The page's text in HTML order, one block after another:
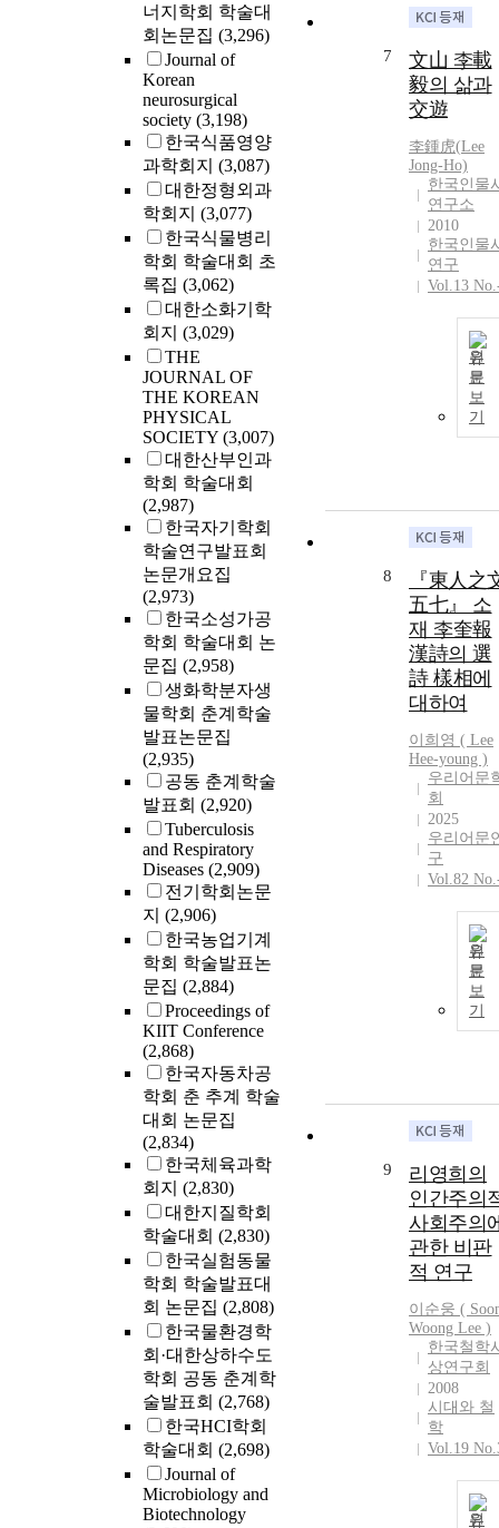
너지학회 학술대
회논문집 (3,296)
Journal of
Korean
neurosurgical
society (3,198)
한국식품영양
과학회지 (3,087)
대한정형외과
학회지 (3,077)
한국식물병리
학회 학술대회 초
록집 (3,062)
대한소화기학
회지 (3,029)
THE
JOURNAL OF
THE KOREAN
PHYSICAL
SOCIETY (3,007)
대한산부인과
학회 학술대회
(2,987)
한국자기학회
학술연구발표회
논문개요집
(2,973)
한국소성가공
학회 학술대회 논
문집 (2,958)
생화학분자생
물학회 춘계학술
발표논문집
(2,935)
공동 춘계학술
발표회 (2,920)
Tuberculosis
and Respiratory
Diseases (2,909)
전기학회논문
지 (2,906)
한국농업기계
학회 학술발표논
문집 (2,884)
Proceedings of
KIIT Conference
(2,868)
한국자동차공
학회 춘 추계 학술
대회 논문집
(2,834)
한국체육과학
회지 (2,830)
대한지질학회
학술대회 (2,830)
한국실험동물
학회 학술발표대
회 논문집 (2,808)
한국물환경학
회·대한상하수도
학회 공동 춘계학
술발표회 (2,768)
한국HCI학회
학술대회 (2,698)
Journal of
Microbiology and
Biotechnology
7
文山 李載
毅의 삶과
交遊
李鍾虎(Lee
Jong-Ho)
한국인물
연구소
2010
한국인물
연구
Vol.13
원
문
보
기
8
『東人之
五七』 소
재 李奎報
漢詩의 選
詩 樣相에
대하여
이희영 ( Lee
Hee-young )
우리어문
회
2025
우리어문
구
Vol.82
원
문
보
기
9
리영희의
인간주의
사회주의
관한 비판
적 연구
이순웅 (
Woong Lee )
한국철학
상연구회
2008
시대와 철
학
Vol.19
원